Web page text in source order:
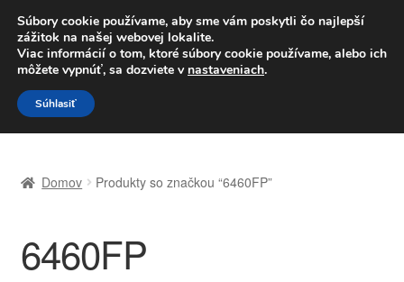
DOPRAVA od 6 EUR
Po–Pi 09:00–16:00 233 221 276
Preskočiť
na
navigáciu
Preskočiť
na
obsah
Celosvetová preprava
Doprava
Domov Produkty so značkou “6460FP”
6460FP
Súbory cookie používame, aby sme vám poskytli čo najlepší
zážitok na našej webovej lokalite.
Viac informácií o tom, ktoré súbory cookie používame, alebo ich
môžete vypnúť, sa dozviete v nastaveniach.
Súhlasiť